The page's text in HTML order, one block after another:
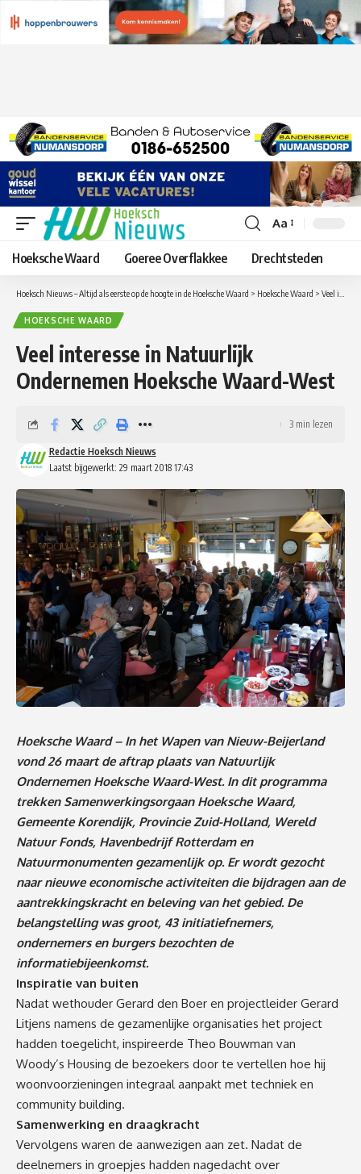
Lettergrootte
aanpassen
Aa
Hoeksche Waard Goeree Overflakkee Drechtsteden
Hoeksch Nieuws – Altijd als eerste op de hoogte in de Hoeksche Waard > Hoeksche Waard > Veel interesse in Natuurlijk Ondernemen Hoeksche Waard-West
HOEKSCHE WAARD
Veel interesse in Natuurlijk
Ondernemen Hoeksche Waard-West
Laatst bijgewerkt: 29 maart 2018 17:43
Redactie Hoeksch Nieuws
3 min lezen
Hoeksche Waard – In het Wapen van Nieuw-Beijerland
vond 26 maart de aftrap plaats van Natuurlijk
Ondernemen Hoeksche Waard-West. In dit programma
trekken Samenwerkingsorgaan Hoeksche Waard,
Gemeente Korendijk, Provincie Zuid-Holland, Wereld
Natuur Fonds, Havenbedrijf Rotterdam en
Natuurmonumenten gezamenlijk op. Er wordt gezocht
naar nieuwe economische activiteiten die bijdragen aan de
aantrekkingskracht en beleving van het gebied. De
belangstelling was groot, 43 initiatiefnemers,
ondernemers en burgers bezochten de
informatiebijeenkomst.
Inspiratie van buiten
Nadat wethouder Gerard den Boer en projectleider Gerard
Litjens namens de gezamenlijke organisaties het project
hadden toegelicht, inspireerde Theo Bouwman van
Woody’s Housing de bezoekers door te vertellen hoe hij
woonvoorzieningen integraal aanpakt met techniek en
community building.
Samenwerking en draagkracht
Vervolgens waren de aanwezigen aan zet. Nadat de
deelnemers in groepjes hadden nagedacht over